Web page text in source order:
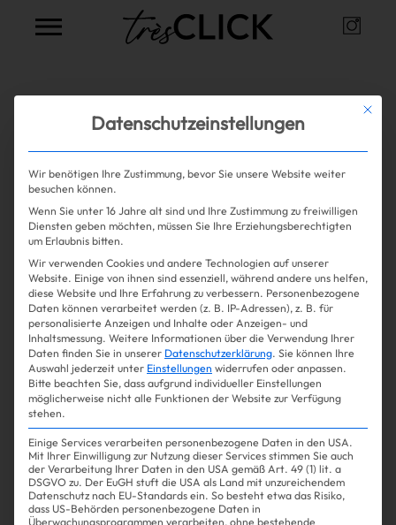
Shopping
Gossip
Experience
Win Win
Alle Artikel zum ThemaBreeze
Experience Life| 01.07.2024
Mehr lesen
Mit
Datenschutzeinstellungen
Wir benötigen Ihre Zustimmung, bevor Sie unsere Website weiter
besuchen können.
Wenn Sie unter 16 Jahre alt sind und Ihre Zustimmung zu freiwilligen
Diensten geben möchten, müssen Sie Ihre Erziehungsberechtigten
um Erlaubnis bitten.
Wir verwenden Cookies und andere Technologien auf unserer
Website. Einige von ihnen sind essenziell, während andere uns helfen,
diese Website und Ihre Erfahrung zu verbessern. Personenbezogene
Daten können verarbeitet werden (z. B. IP-Adressen), z. B. für
personalisierte Anzeigen und Inhalte oder Anzeigen- und
Inhaltsmessung. Weitere Informationen über die Verwendung Ihrer
Daten finden Sie in unserer Datenschutzerklärung. Sie können Ihre
Auswahl jederzeit unter Einstellungen widerrufen oder anpassen.
Bitte beachten Sie, dass aufgrund individueller Einstellungen
möglicherweise nicht alle Funktionen der Website zur Verfügung
stehen.
Einige Services verarbeiten personenbezogene Daten in den USA.
Mit Ihrer Einwilligung zur Nutzung dieser Services stimmen Sie auch
der Verarbeitung Ihrer Daten in den USA gemäß Art. 49 (1) lit. a
DSGVO zu. Der EuGH stuft die USA als Land mit unzureichendem
Datenschutz nach EU-Standards ein. So besteht etwa das Risiko,
dass US-Behörden personenbezogene Daten in
Überwachungsprogrammen verarbeiten, ohne bestehende